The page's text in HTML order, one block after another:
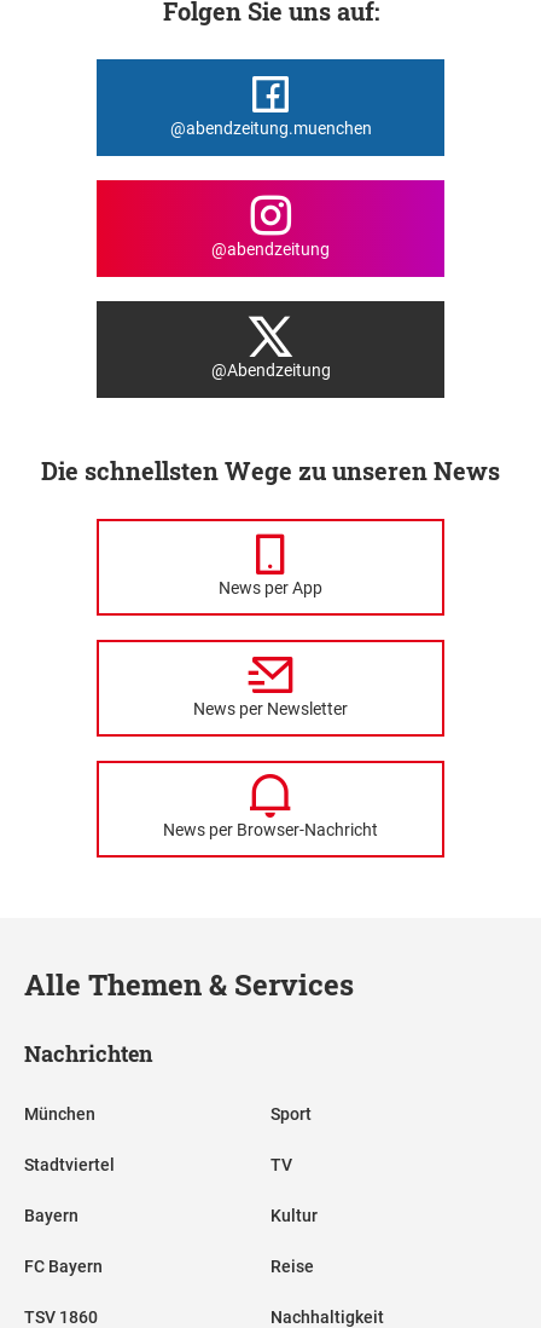
Folgen Sie uns auf:
@abendzeitung.muenchen
@abendzeitung
@Abendzeitung
Die schnellsten Wege zu unseren News
News per App
News per Newsletter
News per Browser-Nachricht
Alle Themen & Services
Nachrichten
München
Stadtviertel
Bayern
FC Bayern
TSV 1860
Sport
TV
Kultur
Reise
Nachhaltigkeit